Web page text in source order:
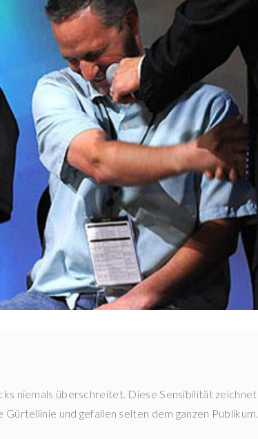
niemals überschreitet. Diese Sensibilität zeichnet
und gefallen selten dem ganzen Publikum.